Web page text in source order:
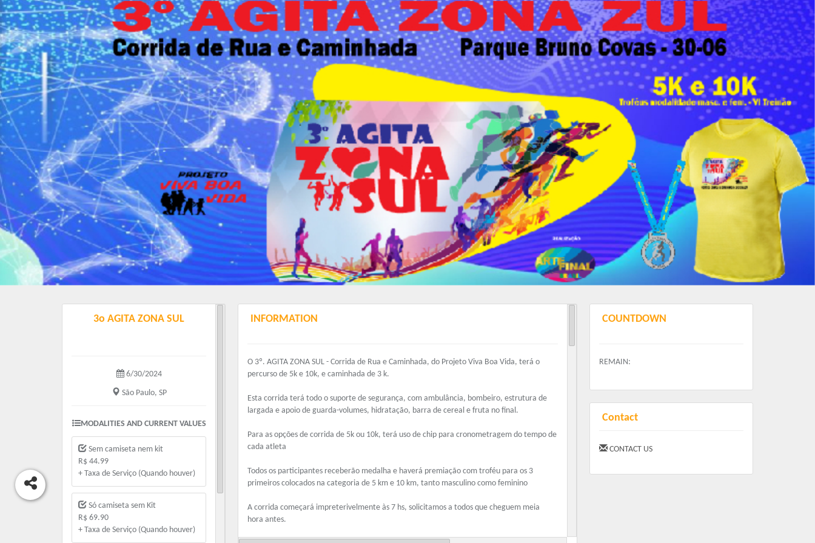
3o AGITA ZONA SUL
6/30/2024
São Paulo, SP
MODALITIES AND CURRENT VALUES
Sem camiseta nem kit
R$ 44.99
+ Taxa de Serviço (Quando houver)
Só camiseta sem Kit
R$ 69.90
+ Taxa de Serviço (Quando houver)
INFORMATION
O 3º. AGITA ZONA SUL - Corrida de Rua e Caminhada, do Projeto Viva Boa Vida, terá o
percurso de 5k e 10k, e caminhada de 3 k.
Esta corrida terá todo o suporte de segurança, com ambulância, bombeiro, estrutura de
largada e apoio de guarda-volumes, hidratação, barra de cereal e fruta no final.
Para as opções de corrida de 5k ou 10k, terá uso de chip para cronometragem do tempo de
cada atleta
Todos os participantes receberão medalha e haverá premiação com troféu para os 3
primeiros colocados na categoria de 5 km e 10 km, tanto masculino como feminino
A corrida começará impreterivelmente às 7 hs, solicitamos a todos que cheguem meia
hora antes.
COUNTDOWN
REMAIN:
Contact
CONTACT US